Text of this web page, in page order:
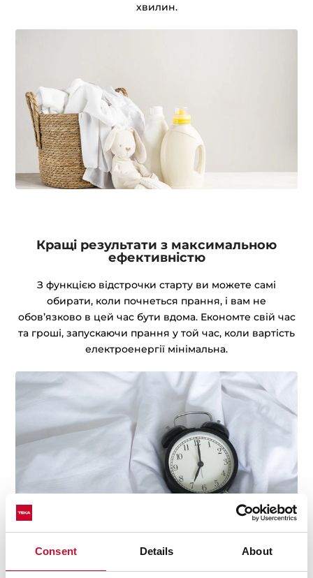
Consent Details About
хвилин.
Кращі результати з максимальною
ефективністю
З функцією відстрочки старту ви можете самі
обирати, коли почнеться прання, і вам не
обов’язково в цей час бути вдома. Економте свій час
та гроші, запускаючи прання у той час, коли вартість
електроенергії мінімальна.